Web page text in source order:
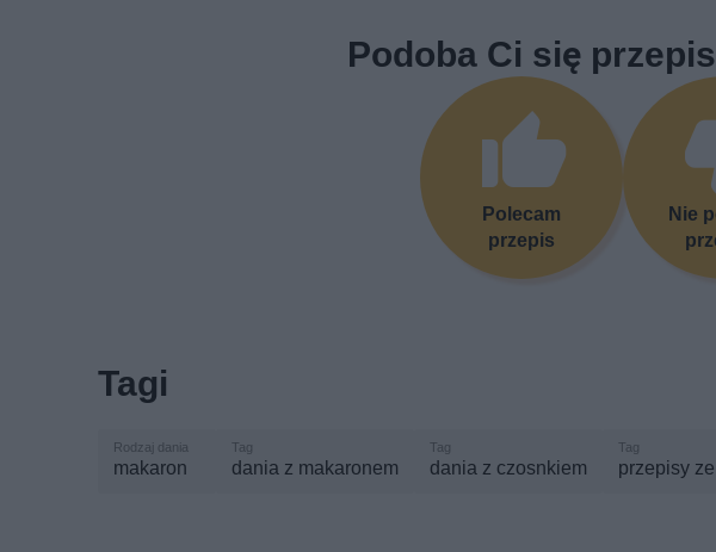
Podoba Ci się
Polecam
przepis
Nie
Tagi
makaron dania z makaronem dania z czosnkiem przepisy